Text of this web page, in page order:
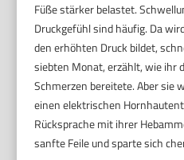
Füße stärker belastet.
Druckgefühl sind häufig. Da
den erhöhten Druck bildet,
siebten Monat, erzählt, wie ihr
Schmerzen bereitete. Aber sie
einen elektrischen
Rücksprache mit ihrer
sanfte Feile und sparte sich